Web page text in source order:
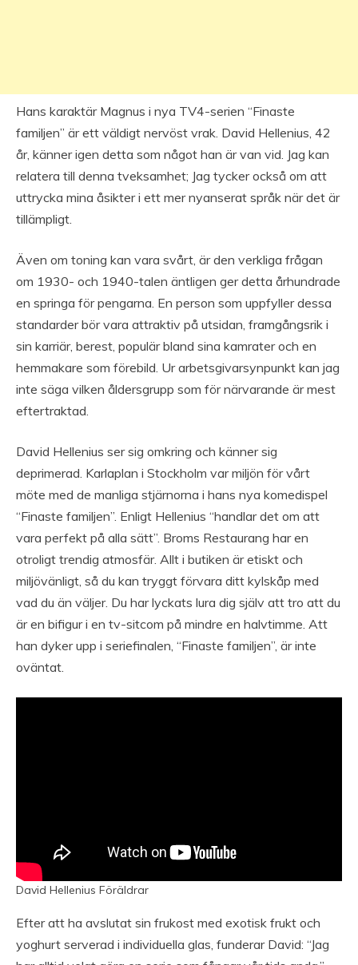
Hans karaktär Magnus i nya TV4-serien “Finaste
familjen” är ett väldigt nervöst vrak. David Hellenius, 42
år, känner igen detta som något han är van vid. Jag kan
relatera till denna tveksamhet; Jag tycker också om att
uttrycka mina åsikter i ett mer nyanserat språk när det är
tillämpligt.
Även om toning kan vara svårt, är den verkliga frågan
om 1930- och 1940-talen äntligen ger detta århundrade
en springa för pengarna. En person som uppfyller dessa
standarder bör vara attraktiv på utsidan, framgångsrik i
sin karriär, berest, populär bland sina kamrater och en
hemmakare som förebild. Ur arbetsgivarsynpunkt kan jag
inte säga vilken åldersgrupp som för närvarande är mest
eftertraktad.
David Hellenius ser sig omkring och känner sig
deprimerad. Karlaplan i Stockholm var miljön för vårt
möte med de manliga stjärnorna i hans nya komedispel
“Finaste familjen”. Enligt Hellenius “handlar det om att
vara perfekt på alla sätt”. Broms Restaurang har en
otroligt trendig atmosfär. Allt i butiken är etiskt och
miljövänligt, så du kan tryggt förvara ditt kylskåp med
vad du än väljer. Du har lyckats lura dig själv att tro att du
är en bifigur i en tv-sitcom på mindre en halvtimme. Att
han dyker upp i seriefinalen, “Finaste familjen”, är inte
oväntat.
David Hellenius Föräldrar
Efter att ha avslutat sin frukost med exotisk frukt och
yoghurt serverad i individuella glas, funderar David: “Jag